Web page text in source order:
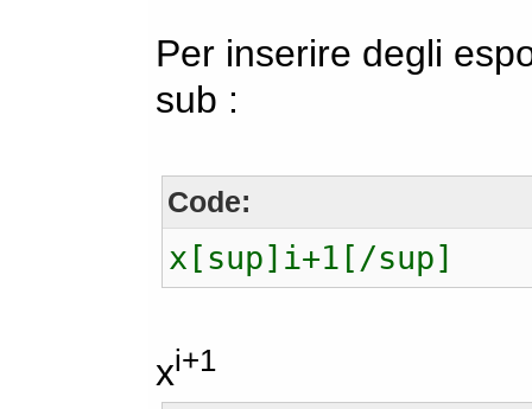
Per inserire degli
sub :
Code:
x[sup]i+1[/sup]
xi+1